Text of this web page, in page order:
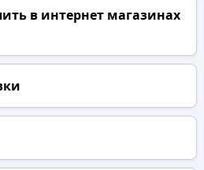
в интернет магазинах